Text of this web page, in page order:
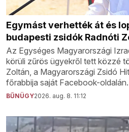
Egymást verhették át és
budapesti zsidók Radnóti
Az Egységes Magyarországi
körüli zűrös ügyekről tett közzé
Zoltán, a Magyarországi Zsidó
főrabbija saját Facebook-oldalán.
BŰNÜGY2026. aug. 8. 11:12